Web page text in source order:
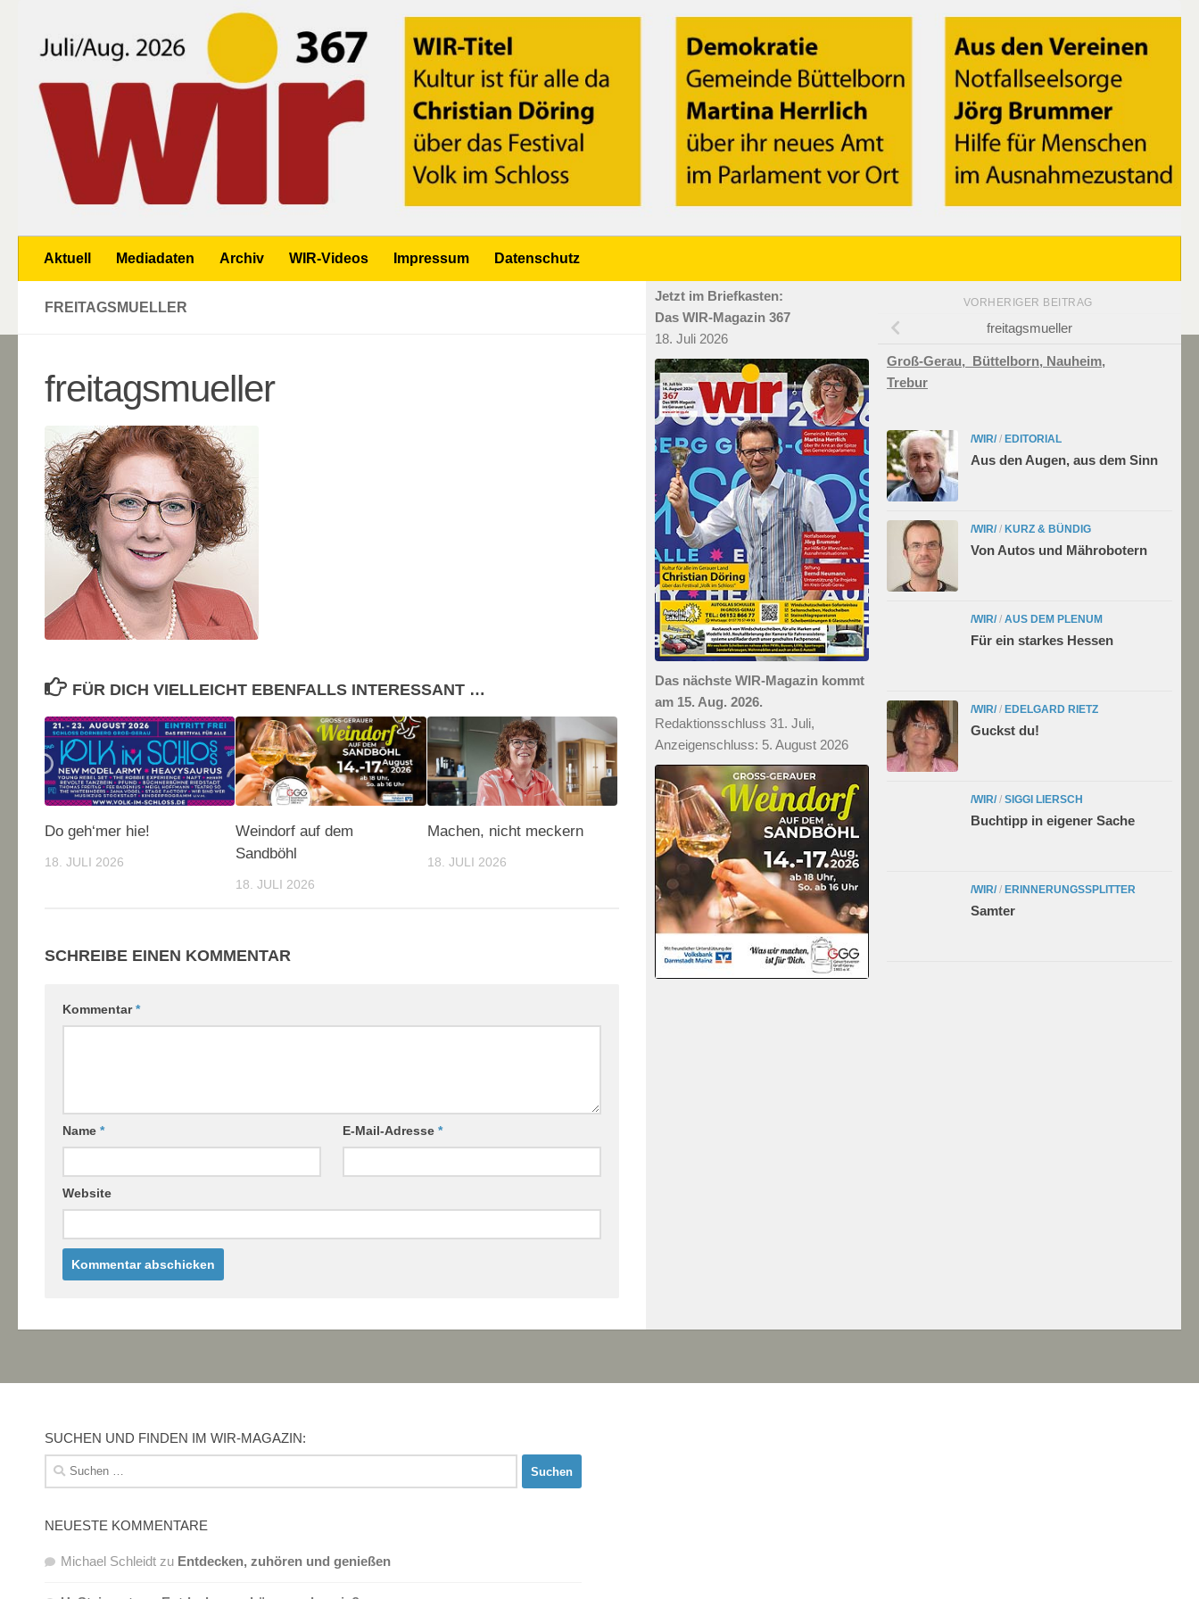
Aktuell Mediadaten Archiv WIR-Videos Impressum Datenschutz
FREITAGSMUELLER
freitagsmueller
FÜR DICH VIELLEICHT EBENFALLS INTERESSANT …
Do geh‘mer hie!
18. JULI 2026
Weindorf auf dem
Sandböhl
18. JULI 2026
Machen, nicht meckern
18. JULI 2026
SCHREIBE EINEN KOMMENTAR
Kommentar*
Name * E-Mail-Adresse*
Website
VORHERIGER BEITRAG
freitagsmueller
Groß-Gerau, Büttelborn, Nauheim,
Trebur
/WIR/ / EDITORIAL
Aus den Augen, aus dem Sinn
/WIR/ / KURZ & BÜNDIG
Von Autos und Mährobotern
/WIR/ / AUS DEM PLENUM
Für ein starkes Hessen
/WIR/ / EDELGARD RIETZ
Guckst du!
/WIR/ / SIGGI LIERSCH
Buchtipp in eigener Sache
/WIR/ / ERINNERUNGSSPLITTER
Samter
Jetzt im Briefkasten:
Das WIR-Magazin 367
18. Juli 2026
Das nächste WIR-Magazin kommt
am 15. Aug. 2026.
Redaktionsschluss 31. Juli,
Anzeigenschluss: 5. August 2026
SUCHEN UND FINDEN IM WIR-MAGAZIN:
Suchen
nach:
NEUESTE KOMMENTARE
Michael Schleidt zu Entdecken, zuhören und genießen